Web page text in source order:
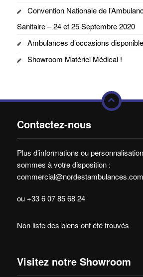
Convention Nationale de
Sanitaire – 24 et 25 Septembre 2020
Ambulances d’occasions
Showroom Matériel Médical !
Contactez-nous
Plus d’informations ou
sommes à votre disposition :
commercial@nordestambulances.com
ou +33 6 07 85 68 24
Non liste des biens ont été trouvés
Visitez notre Showroom